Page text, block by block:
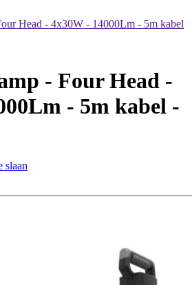
Head - 4x30W - 14000Lm - 5m kabel
- Four Head -
- 5m kabel -
slaan